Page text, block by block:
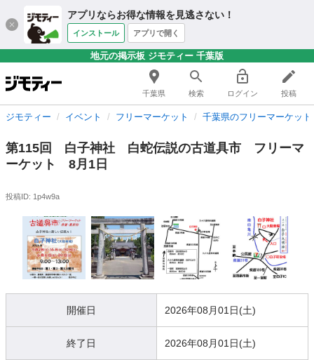
アプリならお得な情報を見逃さない！
インストール アプリで開く
地元の掲示板 ジモティー 千葉版
千葉県 検索 ログイン 投稿
ジモティー イベント フリーマーケット 千葉県のフリーマーケット
第115回 白子神社 白蛇伝説の古道具市 フリーマ
ーケット 8月1日
投稿ID: 1p4w9a
開催日 2026年08月01日(土)
終了日 2026年08月01日(土)